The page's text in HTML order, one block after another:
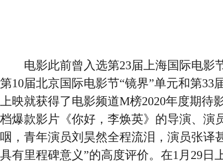
电影此前曾入选第23届上海国际电影
第10届北京国际电影节“镜界”单元和第33
上映就获得了电影频道M榜2020年度期待
档爆款影片《你好，李焕英》的导演、演
咽，青年演员刘昊然全程流泪，演员张译
具有里程碑意义”的高度评价。在1月29日